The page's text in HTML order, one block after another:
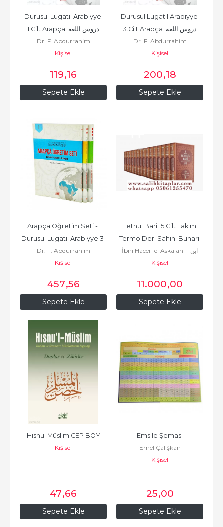
Sepete Ekle
Durusul Lugatil Arabiyye
1.Cilt Arapça دروس اللغة
العربية
Dr. F. Abdurrahim
Kişisel
119,16
Sepete Ekle
Durusul Lugatil Arabiyye
3.Cilt Arapça دروس اللغة
العربية
Dr. F. Abdurrahim
Kişisel
200,18
Sepete Ekle
Arapça Öğretim Seti -
Durusul Lugatil Arabiyye 3
Dr. F. Abdurrahim
Kişisel
457,56
Sepete Ekle
Fethül Bari 15 Cilt Takım
Termo Deri Sahihi Buhari
Şerhi
İbni Haceri el Askalani - ابن
حجر العسقلاني
Kişisel
11.000,00
Sepete Ekle
Hısnul Müslim CEP BOY
Kişisel
47,66
Sepete Ekle
Emsile Şeması
Emel Çalışkan
Kişisel
25,00